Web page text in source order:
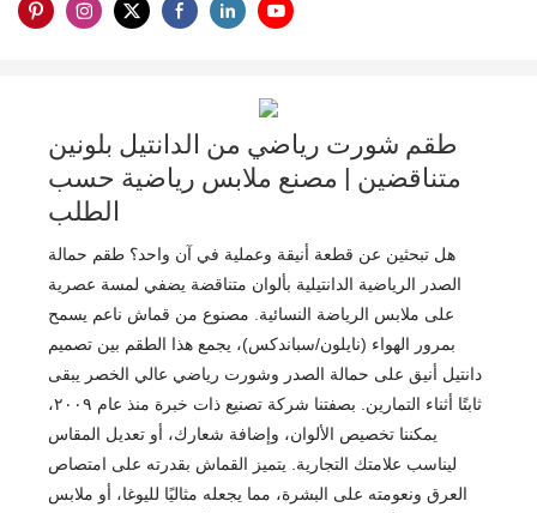
طقم شورت رياضي من الدانتيل بلونين
متناقضين | مصنع ملابس رياضية حسب
الطلب
هل تبحثين عن قطعة أنيقة وعملية في آن واحد؟ طقم حمالة
الصدر الرياضية الدانتيلية بألوان متناقضة يضفي لمسة عصرية
على ملابس الرياضة النسائية. مصنوع من قماش ناعم يسمح
بمرور الهواء (نايلون/سباندكس)، يجمع هذا الطقم بين تصميم
دانتيل أنيق على حمالة الصدر وشورت رياضي عالي الخصر يبقى
ثابتًا أثناء التمارين. بصفتنا شركة تصنيع ذات خبرة منذ عام ٢٠٠٩،
يمكننا تخصيص الألوان، وإضافة شعارك، أو تعديل المقاس
ليناسب علامتك التجارية. يتميز القماش بقدرته على امتصاص
العرق ونعومته على البشرة، مما يجعله مثاليًا لليوغا، أو ملابس